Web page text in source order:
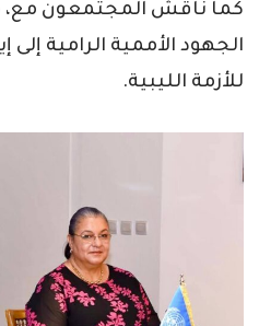
كما ناقش المجتمعون مع،
الجهود الأممية الرامية إلى
للأزمة الليبية.